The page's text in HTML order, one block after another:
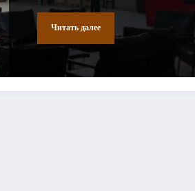
Читать далее